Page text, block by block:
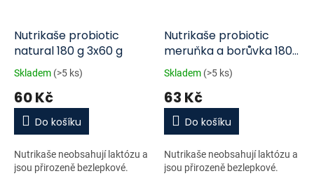
Nutrikaše probiotic
natural 180 g 3x60 g
Skladem (>5 ks)
60 Kč
Do košíku
Nutrikaše neobsahují laktózu a
jsou přirozeně bezlepkové.
Nutrikaše probiotic
meruňka a borůvka 180
g
Skladem (>5 ks)
63 Kč
Do košíku
Nutrikaše neobsahují laktózu a
jsou přirozeně bezlepkové.